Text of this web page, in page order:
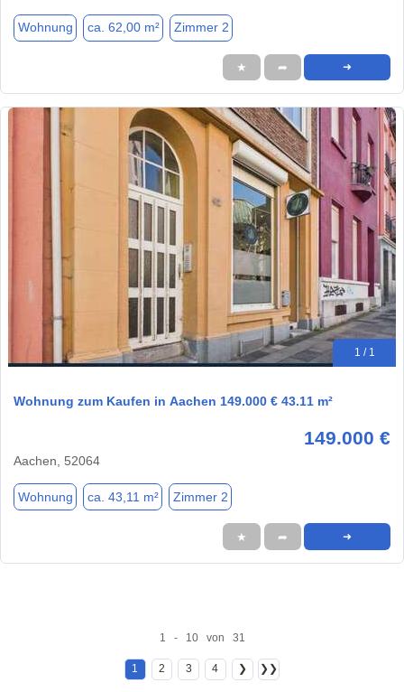
Wohnung ca. 62,00 m² Zimmer 2
★ ➦ ➜
1 / 1
Wohnung zum Kaufen in Aachen 149.000 € 43.11 m²
149.000 €
Aachen, 52064
Wohnung ca. 43,11 m² Zimmer 2
★ ➦ ➜
1 - 10 von 31
1 2 3 4 ❯ ❯❯